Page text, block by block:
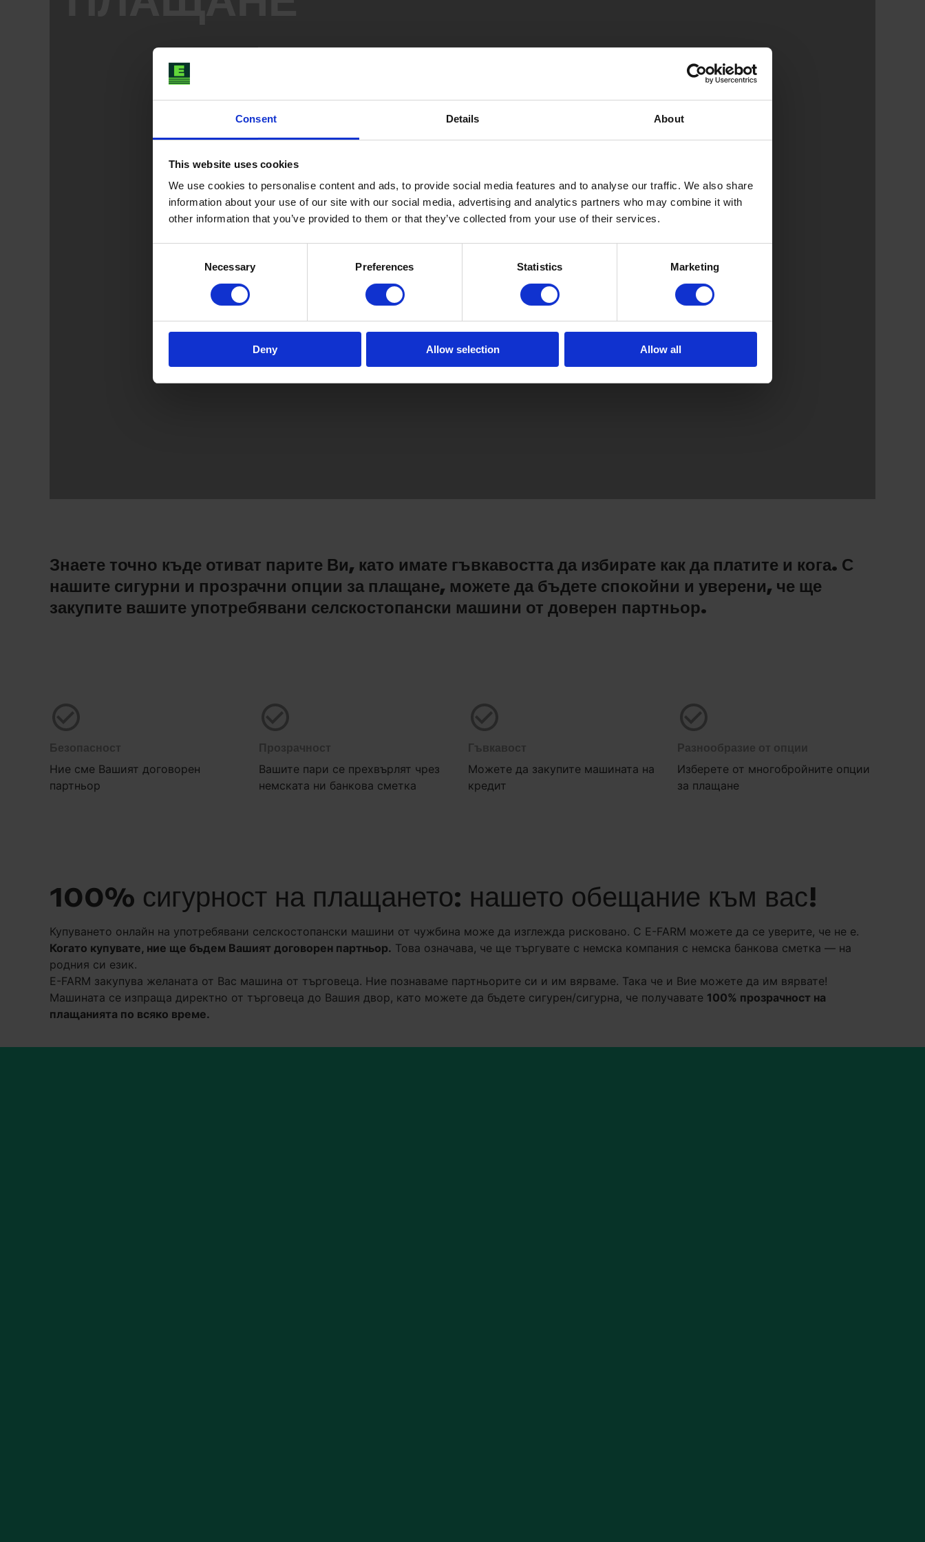
Consent Details About
This website uses cookies
We use cookies to personalise content and ads, to provide social media features and to analyse our traffic. We also share
information about your use of our site with our social media, advertising and analytics partners who may combine it with
other information that you’ve provided to them or that they’ve collected from your use of their services.
Necessary Preferences Statistics Marketing
Deny Allow selection Allow all
Знаете точно къде отиват парите Ви, като имате гъвкавостта да избирате как да платите и кога. С
нашите сигурни и прозрачни опции за плащане, можете да бъдете спокойни и уверени, че ще
закупите вашите употребявани селскостопански машини от доверен партньор.
Безопасност
Ние сме Вашият договорен
партньор
Прозрачност
Вашите пари се прехвърлят чрез
немската ни банкова сметка
Гъвкавост
Можете да закупите машината на
кредит
Разнообразие от опции
Изберете от многобройните опции
за плащане
100% сигурност на плащането: нашето обещание към вас!
Купуването онлайн на употребявани селскостопански машини от чужбина може да изглежда рисковано. С E-FARM можете да се уверите, че не е.
Когато купувате, ние ще бъдем Вашият договорен партньор. Това означава, че ще търгувате с немска компания с немска банкова сметка — на
родния си език.
E-FARM закупува желаната от Вас машина от търговеца. Ние познаваме партньорите си и им вярваме. Така че и Вие можете да им вярвате!
Машината се изпраща директно от търговеца до Вашия двор, като можете да бъдете сигурен/сигурна, че получавате 100% прозрачност на
плащанията по всяко време.